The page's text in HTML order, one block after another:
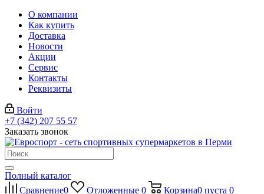
О компании
Как купить
Доставка
Новости
Акции
Сервис
Контакты
Реквизиты
Войти
+7 (342) 207 55 57
Заказать звонок
Полный каталог
Сравнение0 Отложенные 0 Корзина0 пуста 0